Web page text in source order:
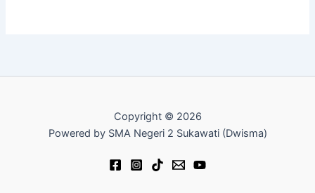
Copyright © 2026
Powered by SMA Negeri 2 Sukawati (Dwisma)